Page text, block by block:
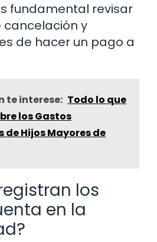
fundamental revisar
y
de hacer un pago a
te interese: Todo lo que
los Gastos
Hijos Mayores de
los
en la